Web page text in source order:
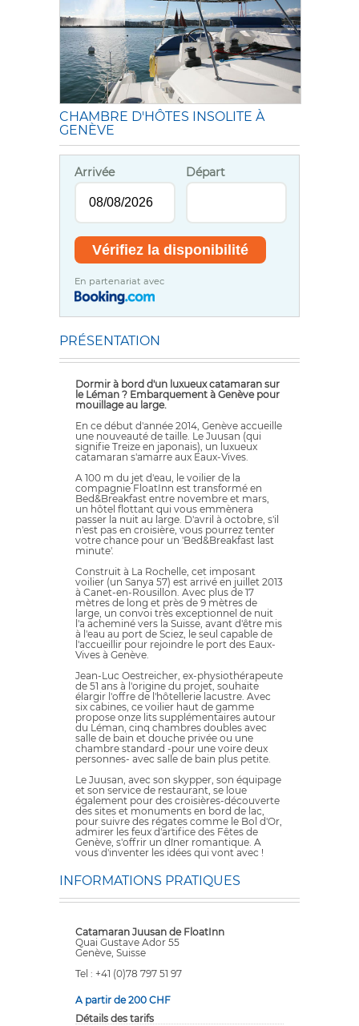
CHAMBRE D'HÔTES INSOLITE À
GENÈVE
Arrivée Départ
En partenariat avec
PRÉSENTATION
Dormir à bord d'un luxueux catamaran sur
le Léman ? Embarquement à Genève pour
mouillage au large.
En ce début d'année 2014, Genève accueille
une nouveauté de taille. Le Juusan (qui
signifie Treize en japonais), un luxueux
catamaran s'amarre aux Eaux-Vives.
A 100 m du jet d'eau, le voilier de la
compagnie FloatInn est transformé en
Bed&Breakfast entre novembre et mars,
un hôtel flottant qui vous emmènera
passer la nuit au large. D'avril à octobre, s'il
n'est pas en croisière, vous pourrez tenter
votre chance pour un 'Bed&Breakfast last
minute'.
Construit à La Rochelle, cet imposant
voilier (un Sanya 57) est arrivé en juillet 2013
à Canet-en-Rousillon. Avec plus de 17
mètres de long et près de 9 mètres de
large, un convoi très exceptionnel de nuit
l'a acheminé vers la Suisse, avant d'être mis
à l'eau au port de Sciez, le seul capable de
l'accueillir pour rejoindre le port des Eaux-
Vives à Genève.
Jean-Luc Oestreicher, ex-physiothérapeute
de 51 ans à l'origine du projet, souhaite
élargir l'offre de l'hôtellerie lacustre. Avec
six cabines, ce voilier haut de gamme
propose onze lits supplémentaires autour
du Léman, cinq chambres doubles avec
salle de bain et douche privée ou une
chambre standard -pour une voire deux
personnes- avec salle de bain plus petite.
Le Juusan, avec son skypper, son équipage
et son service de restaurant, se loue
également pour des croisières-découverte
des sites et monuments en bord de lac,
pour suivre des régates comme le Bol d'Or,
admirer les feux d'artifice des Fêtes de
Genève, s'offrir un dîner romantique. A
vous d'inventer les idées qui vont avec !
INFORMATIONS PRATIQUES
Catamaran Juusan de FloatInn
Quai Gustave Ador 55
Genève, Suisse
Tel : +41 (0)78 797 51 97
A partir de 200 CHF
Détails des tarifs